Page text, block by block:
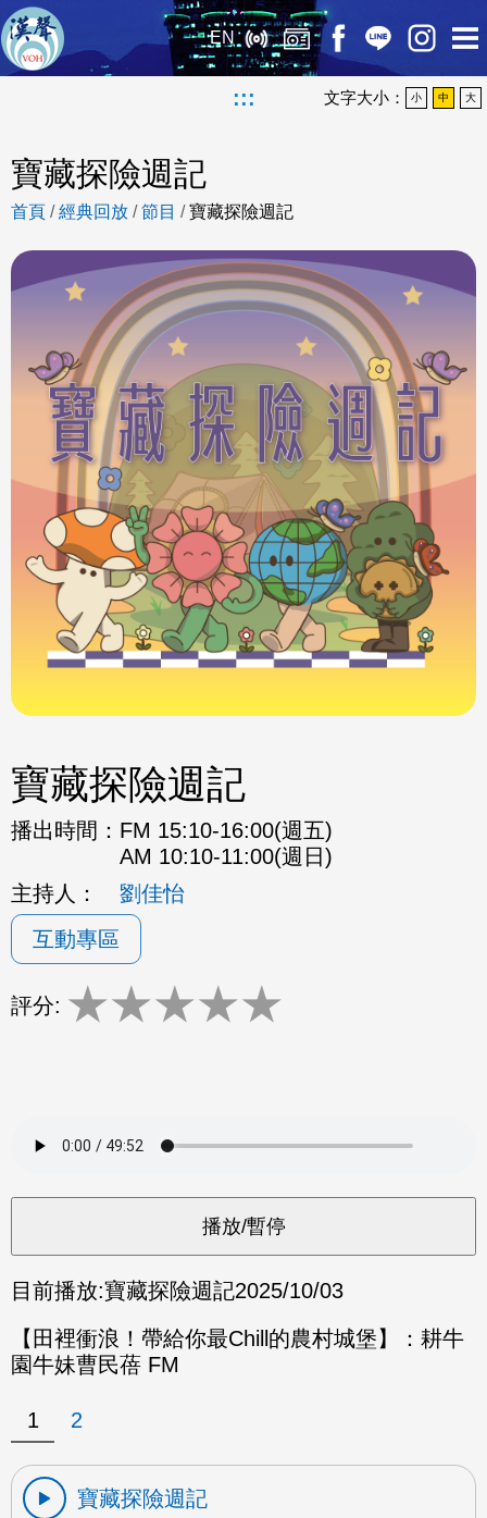
EN
::: 文字大小： 小 中 大
寶藏探險週記
首頁 /經典回放 /節目 /寶藏探險週記
寶藏探險週記
播出時間： FM 15:10-16:00(週五)
AM 10:10-11:00(週日)
主持人：
劉佳怡
互動專區
評分: ★★★★★
目前播放:寶藏探險週記2025/10/03
【田裡衝浪！帶給你最Chill的農村城堡】：耕牛
園牛妹曹民蓓 FM
1 2
寶藏探險週記